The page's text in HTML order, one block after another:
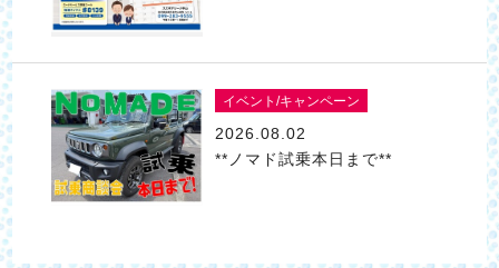
イベント/キャンペーン
2026.08.02
**ノマド試乗本日まで**